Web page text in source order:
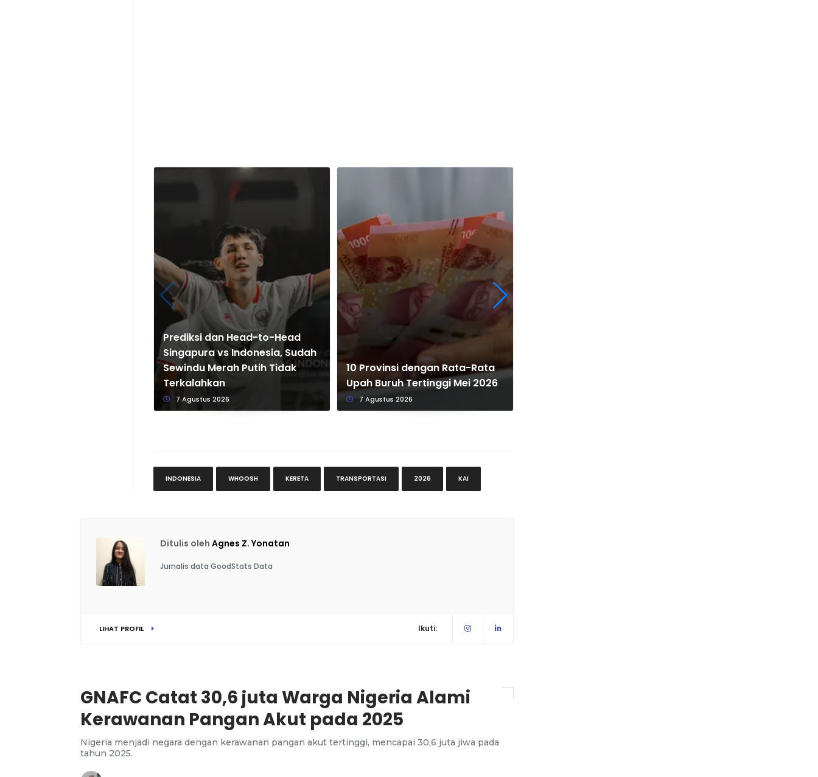
Prediksi dan Head-to-Head
Singapura vs Indonesia, Sudah
Sewindu Merah Putih Tidak
Terkalahkan
7 Agustus 2026
10 Provinsi dengan Rata-Rata
Upah Buruh Tertinggi Mei 2026
7 Agustus 2026
INDONESIA WHOOSH KERETA TRANSPORTASI 2026 KAI
Ditulis oleh Agnes Z. Yonatan
Jurnalis data GoodStats Data
LIHAT PROFIL Ikuti:
GNAFC Catat 30,6 juta Warga Nigeria Alami
Kerawanan Pangan Akut pada 2025
Nigeria menjadi negara dengan kerawanan pangan akut tertinggi, mencapai 30,6 juta jiwa pada
tahun 2025.